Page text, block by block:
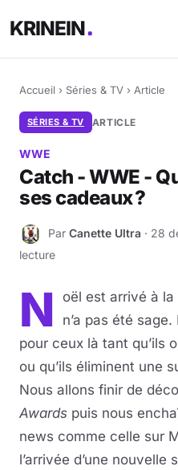
KRINEIN
Accueil › Séries & TV › Article
SÉRIES & TV ARTICLE
WWE
Catch - WWE -
ses cadeaux ?
C Par Canette Ultra · 28
lecture
N oël est arrivé à la
n’a pas été
pour ceux là tant qu’ils
ou qu’ils éliminent une
Nous allons finir de
Awards puis nous
news comme celle sur
l’arrivée d’une nouvelle